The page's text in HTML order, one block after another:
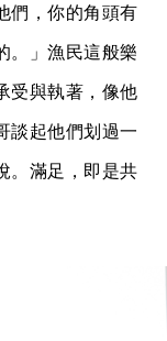
們，你的角頭有
。」漁民這般樂
受與執著，像他
談起他們划過一
。滿足，即是共